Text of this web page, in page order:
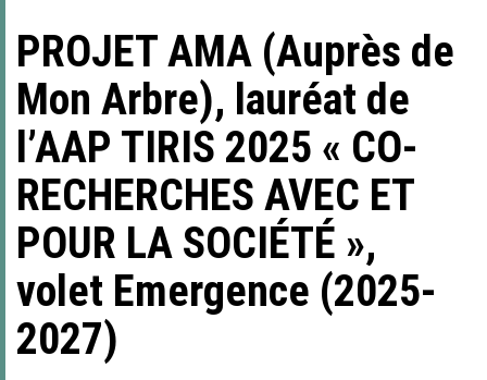
PROJET AMA (Auprès de
Mon Arbre), lauréat de
l’AAP TIRIS 2025 « CO-
RECHERCHES AVEC ET
POUR LA SOCIÉTÉ »,
volet Emergence (2025-
2027)